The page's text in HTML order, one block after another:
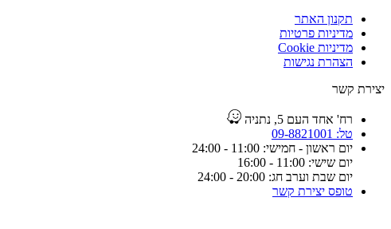
תקנון האתר
מדיניות פרטיות
מדיניות Cookie
הצהרת נגישות
יצירת קשר
רח' אחד העם 5, נתניה
טל: 09-8821001
יום ראשון - חמישי: 11:00 - 24:00
יום שישי: 11:00 - 16:00
יום שבת וערב חג: 20:00 - 24:00
טופס יצירת קשר